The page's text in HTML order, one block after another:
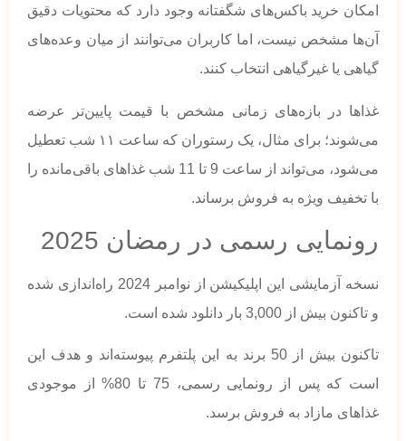
امکان خرید باکس‌های شگفتانه وجود دارد که محتویات دقیق
آن‌ها مشخص نیست، اما کاربران می‌توانند از میان وعده‌های
گیاهی یا غیرگیاهی انتخاب کنند.
غذاها در بازه‌های زمانی مشخص با قیمت پایین‌تر عرضه
می‌شوند؛ برای مثال، یک رستوران که ساعت ۱۱ شب تعطیل
می‌شود، می‌تواند از ساعت 9 تا 11 شب غذاهای باقی‌مانده را
با تخفیف ویژه به فروش برساند.
رونمایی رسمی در رمضان 2025
نسخه آزمایشی این اپلیکیشن از نوامبر 2024 راه‌اندازی شده
و تاکنون بیش از 3,000 بار دانلود شده است.
تاکنون بیش از 50 برند به این پلتفرم پیوسته‌اند و هدف این
است که پس از رونمایی رسمی، 75 تا 80% از موجودی
غذاهای مازاد به فروش برسد.